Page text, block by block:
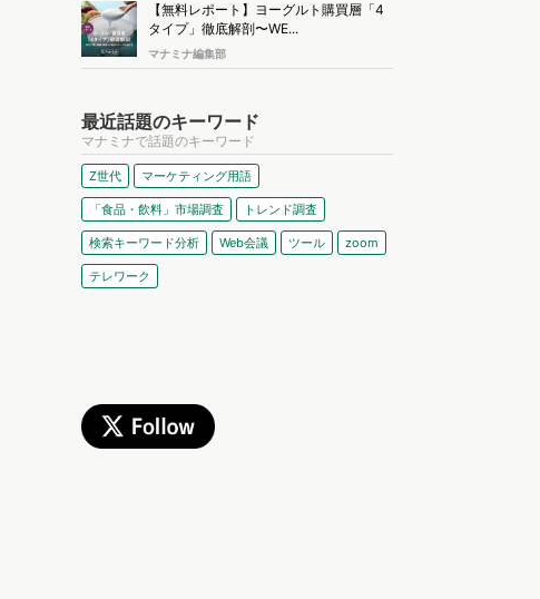
【無料レポート】ヨーグルト購買層「4
タイプ」徹底解剖〜WE...
マナミナ編集部
最近話題のキーワード
マナミナで話題のキーワード
Z世代 マーケティング用語
「食品・飲料」市場調査 トレンド調査
検索キーワード分析 Web会議 ツール zoom
テレワーク